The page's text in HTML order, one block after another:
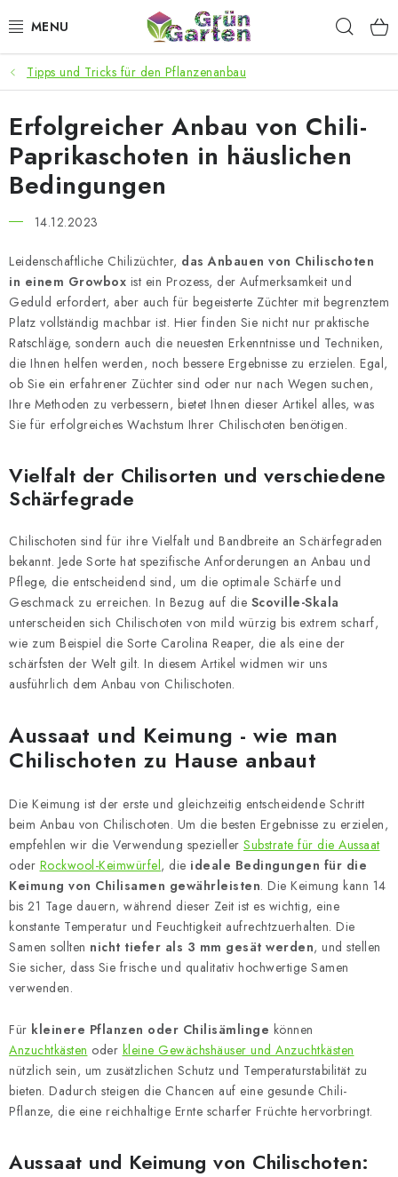
Inhalt
ANGEBOTE
LED PFLANZENLAMPEN
ANBAUBEDARF FÜR DEN HEIMANBAU
AQUARISTIK
MICROGREENS
SMARTER GARTEN
Geschäftsbewertung Kaufberatung AGB
Blog
Kontakt
Datenschutzerklärung Impressum
Tipps und Tricks für den Pflanzenanbau
Erfolgreicher Anbau von Chili-
Paprikaschoten in häuslichen
Bedingungen
14.12.2023
Leidenschaftliche Chilizüchter, das Anbauen von Chilischoten
in einem Growbox ist ein Prozess, der Aufmerksamkeit und
Geduld erfordert, aber auch für begeisterte Züchter mit begrenztem
Platz vollständig machbar ist. Hier finden Sie nicht nur praktische
Ratschläge, sondern auch die neuesten Erkenntnisse und Techniken,
die Ihnen helfen werden, noch bessere Ergebnisse zu erzielen. Egal,
ob Sie ein erfahrener Züchter sind oder nur nach Wegen suchen,
Ihre Methoden zu verbessern, bietet Ihnen dieser Artikel alles, was
Sie für erfolgreiches Wachstum Ihrer Chilischoten benötigen.
Vielfalt der Chilisorten und verschiedene
Schärfegrade
Chilischoten sind für ihre Vielfalt und Bandbreite an Schärfegraden
bekannt. Jede Sorte hat spezifische Anforderungen an Anbau und
Pflege, die entscheidend sind, um die optimale Schärfe und
Geschmack zu erreichen. In Bezug auf die Scoville-Skala
unterscheiden sich Chilischoten von mild würzig bis extrem scharf,
wie zum Beispiel die Sorte Carolina Reaper, die als eine der
schärfsten der Welt gilt. In diesem Artikel widmen wir uns
ausführlich dem Anbau von Chilischoten.
Aussaat und Keimung - wie man
Chilischoten zu Hause anbaut
Die Keimung ist der erste und gleichzeitig entscheidende Schritt
beim Anbau von Chilischoten. Um die besten Ergebnisse zu erzielen,
empfehlen wir die Verwendung spezieller Substrate für die Aussaat
oder Rockwool-Keimwürfel, die ideale Bedingungen für die
Keimung von Chilisamen gewährleisten. Die Keimung kann 14
bis 21 Tage dauern, während dieser Zeit ist es wichtig, eine
konstante Temperatur und Feuchtigkeit aufrechtzuerhalten. Die
Samen sollten nicht tiefer als 3 mm gesät werden, und stellen
Sie sicher, dass Sie frische und qualitativ hochwertige Samen
verwenden.
Für kleinere Pflanzen oder Chilisämlinge können
Anzuchtkästen oder kleine Gewächshäuser und Anzuchtkästen
nützlich sein, um zusätzlichen Schutz und Temperaturstabilität zu
bieten. Dadurch steigen die Chancen auf eine gesunde Chili-
Pflanze, die eine reichhaltige Ernte scharfer Früchte hervorbringt.
Aussaat und Keimung von Chilischoten: